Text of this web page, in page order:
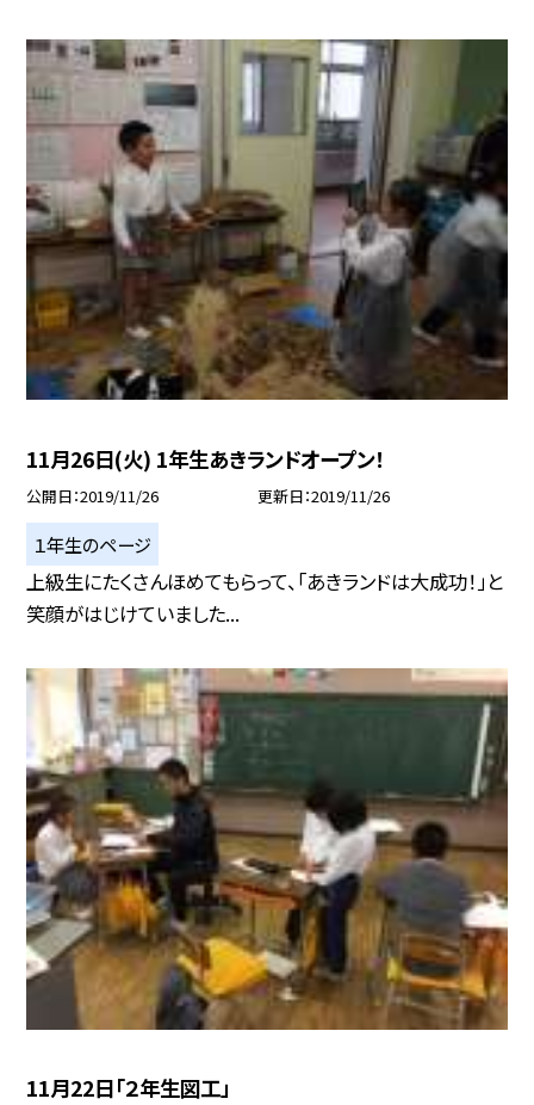
11月26日(火) 1年生あきランドオープン！
公開日 2019/11/26 更新日 2019/11/26
１年生のページ
上級生にたくさんほめてもらって、「あきランドは大成功！」と
笑顔がはじけていました...
11月22日「２年生図工」